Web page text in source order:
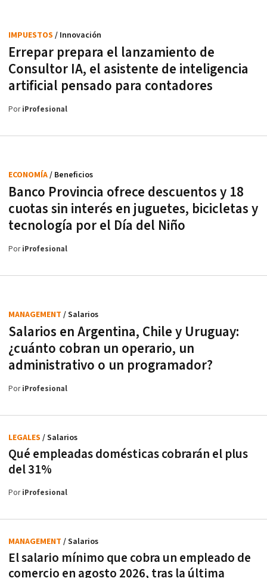
Errepar prepara el lanzamiento de
Consultor IA, el asistente de inteligencia
artificial pensado para contadores
IMPUESTOS / Innovación
PoriProfesional
Banco Provincia ofrece descuentos y 18
cuotas sin interés en juguetes, bicicletas y
tecnología por el Día del Niño
ECONOMÍA/ Beneficios
PoriProfesional
Salarios en Argentina, Chile y Uruguay:
¿cuánto cobran un operario, un
administrativo o un programador?
MANAGEMENT / Salarios
PoriProfesional
Qué empleadas domésticas cobrarán el plus
del 31%
LEGALES / Salarios
PoriProfesional
El salario mínimo que cobra un empleado de
comercio en agosto 2026, tras la última
MANAGEMENT / Salarios